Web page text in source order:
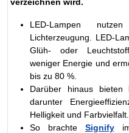
LED-Lampen
Lichterzeugung. LED-
Glüh- oder
weniger Energie und
bis zu 80 %.
Darüber hinaus bieten
darunter
Helligkeit und Farbvielfalt.
So brachte Signifyim